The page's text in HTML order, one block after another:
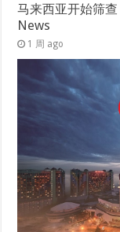
马来西亚开始筛
News
1 周 ago